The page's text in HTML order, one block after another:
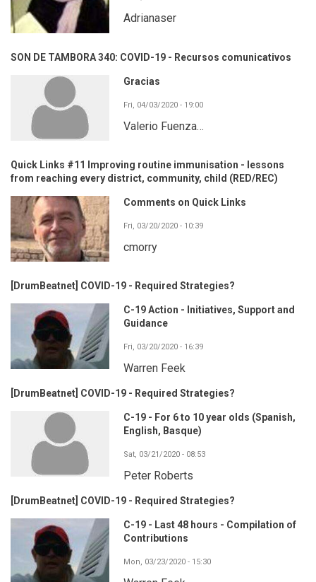
Adrianaser
SON DE TAMBORA 340: COVID-19 - Recursos comunicativos
Gracias
Fri, 04/03/2020 - 19:00
Valerio Fuenza…
Quick Links #11 Improving routine immunisation - lessons
from reaching every district, community, child (RED/REC)
Comments on Quick Links
Fri, 03/20/2020 - 10:39
cmorry
[DrumBeatnet] COVID-19 - Required Strategies?
C-19 Action - Initiatives, Support and
Guidance
Fri, 03/20/2020 - 16:39
Warren Feek
[DrumBeatnet] COVID-19 - Required Strategies?
C-19 - For 6 to 10 year olds (Spanish,
English, Basque)
Sat, 03/21/2020 - 08:53
Peter Roberts
[DrumBeatnet] COVID-19 - Required Strategies?
C-19 - Last 48 hours - Compilation of
Contributions
Mon, 03/23/2020 - 15:30